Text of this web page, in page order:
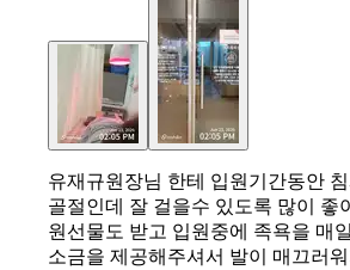
유재규원장님 한테 입원기간동안
골절인데 잘 걸을수 있도록 많이 좋
원선물도 받고 입원중에 족욕을 매
소금을 제공해주셔서 발이 매끄러